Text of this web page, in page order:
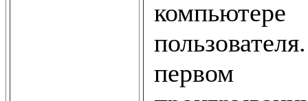
компьютере
первом